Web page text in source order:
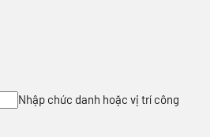
Nhập chức danh hoặc vị trí công